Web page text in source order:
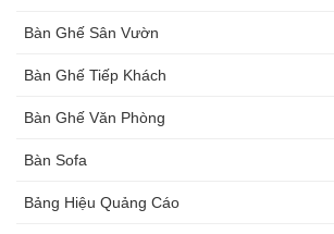
Bàn Ghế Sân Vườn
Bàn Ghế Tiếp Khách
Bàn Ghế Văn Phòng
Bàn Sofa
Bảng Hiệu Quảng Cáo